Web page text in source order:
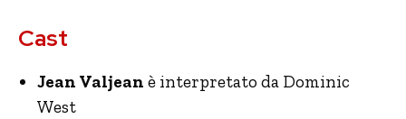
Cast
Jean Valjean è interpretato da Dominic
West